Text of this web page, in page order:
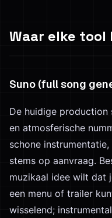
Waar elke
Suno (full song
De huidige production
en atmosferische
schone
stems op aanvraag.
muzikaal idee wilt dat
een menu of trailer
wisselend;